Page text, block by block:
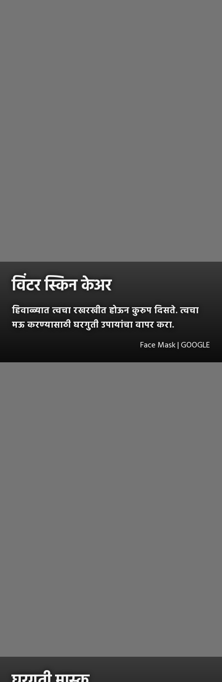
विंटर स्किन केअर
हिवाळ्यात त्वचा रखरखीत होऊन कुरुप दिसते. त्वचा
मऊ करण्यासाठी घरगुती उपायांचा वापर करा.
Face Mask | GOOGLE